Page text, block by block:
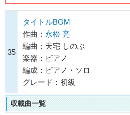
35
タイトルBGM
作曲： 永松 亮
編曲：天宅 しのぶ
楽器：ピアノ
編成：ピアノ・ソロ
グレード：初級
収載曲一覧